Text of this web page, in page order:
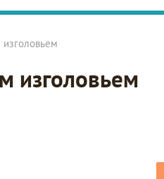
изголовьем
изголовьем